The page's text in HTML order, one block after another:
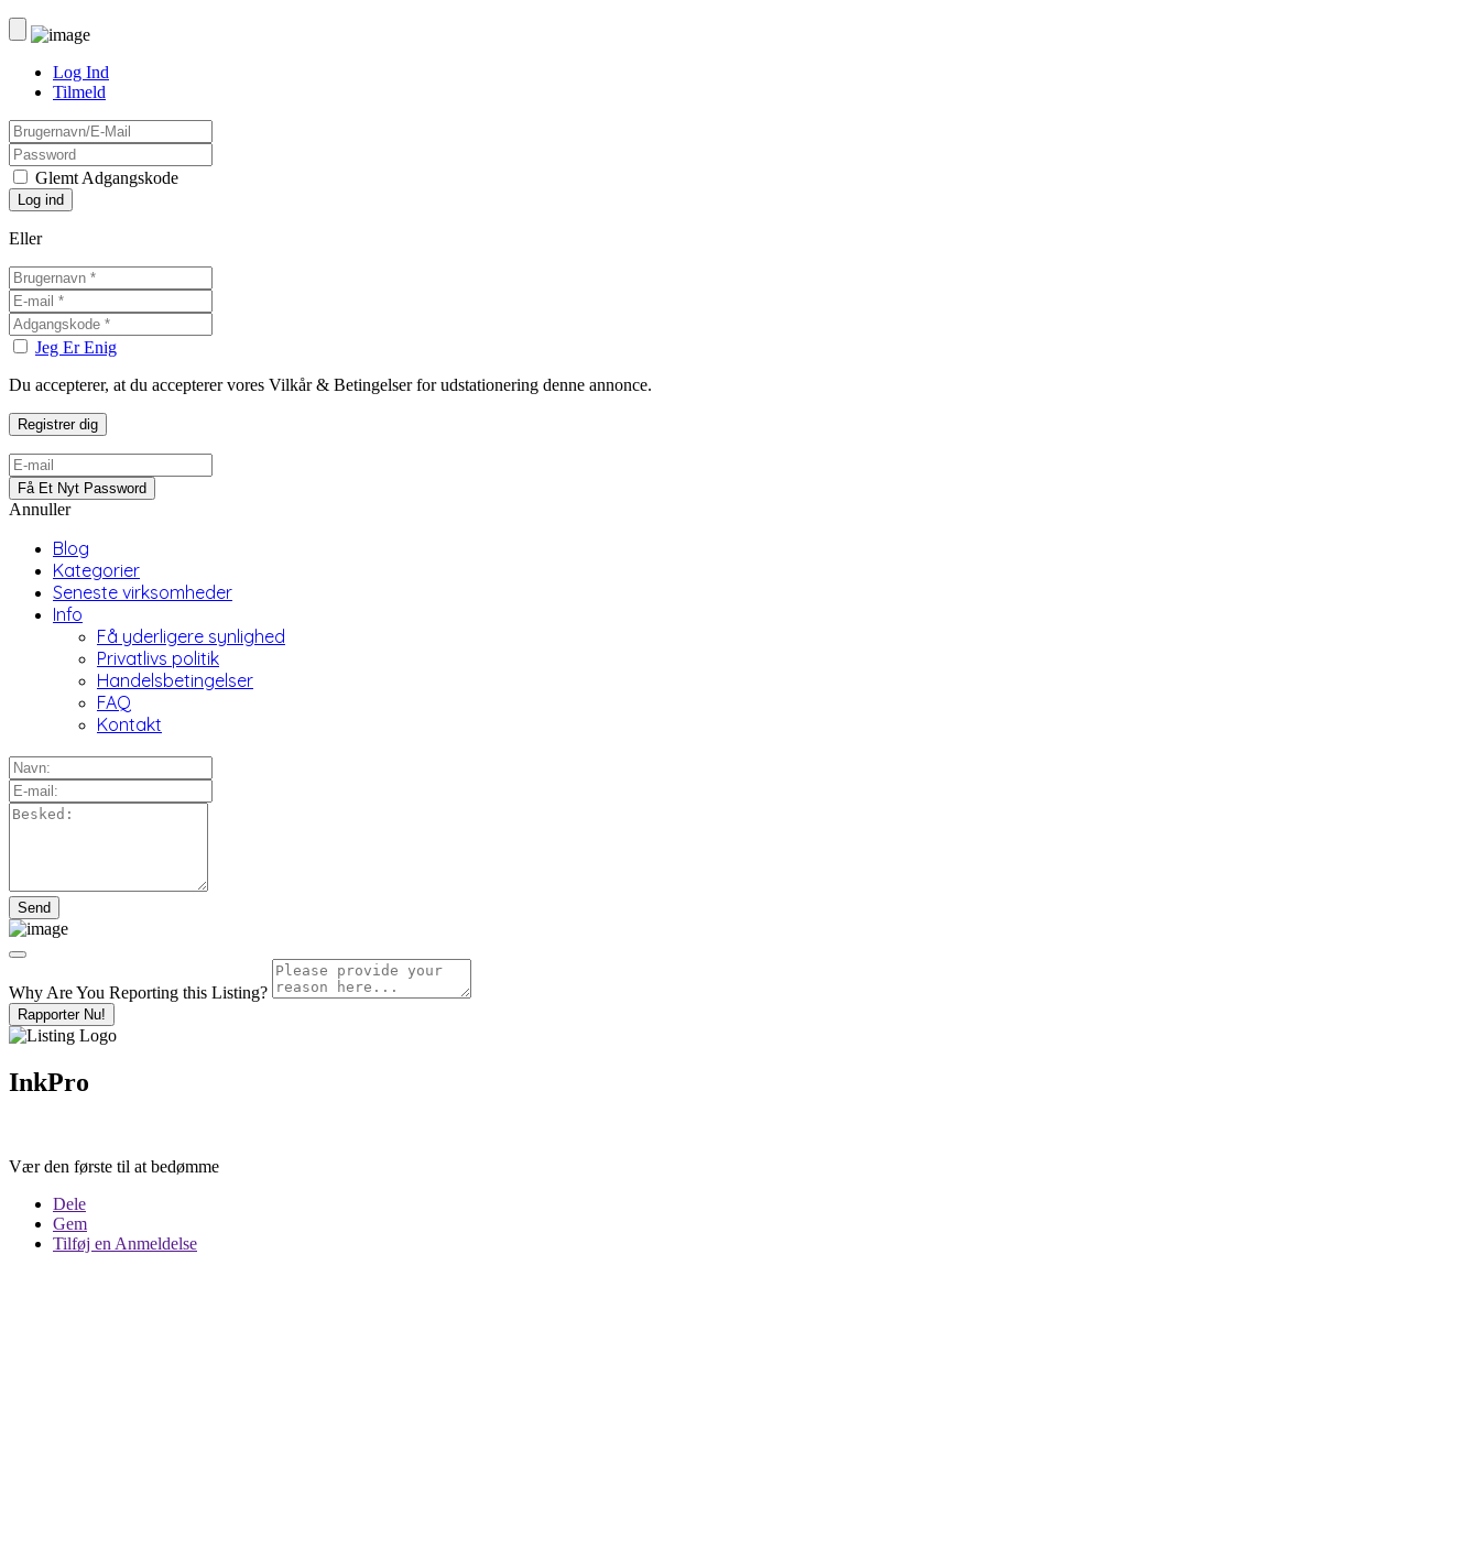
Log Ind
Tilmeld
Glemt Adgangskode
Eller
Jeg Er Enig
Du accepterer, at du accepterer vores Vilkår & Betingelser for udstationering denne annonce.
Annuller
Blog
Kategorier
Seneste virksomheder
Info
Få yderligere synlighed
Privatlivs politik
Handelsbetingelser
FAQ
Kontakt
Why Are You Reporting this Listing?
Rapporter Nu!
InkPro
Vær den første til at bedømme
Dele
Gem
Tilføj en Anmeldelse